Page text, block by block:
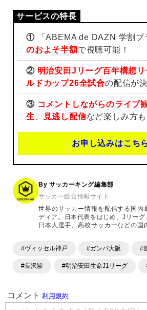
①「ABEMA de DAZN 学割プ
のおよそ半額で視聴可能！
② 明治安田Jリーグ百年構想
ルドカップ26全試合の配信が決
③ コメントしながらのライブ
生
見逃し配信など楽しみ方も
お申し込みはこち
By サッカーキング編集部
サッカー総合情報サイト
世界のサッカー情報を配信する国内
ディア。日本代表をはじめ、Jリー
日本人選手、高校サッカーなどの国
ます。「X」「Instagram」「
#ヴィッセル神戸 #ガンバ大阪 #
#長沢駿 #明治安田生命J1リーグ